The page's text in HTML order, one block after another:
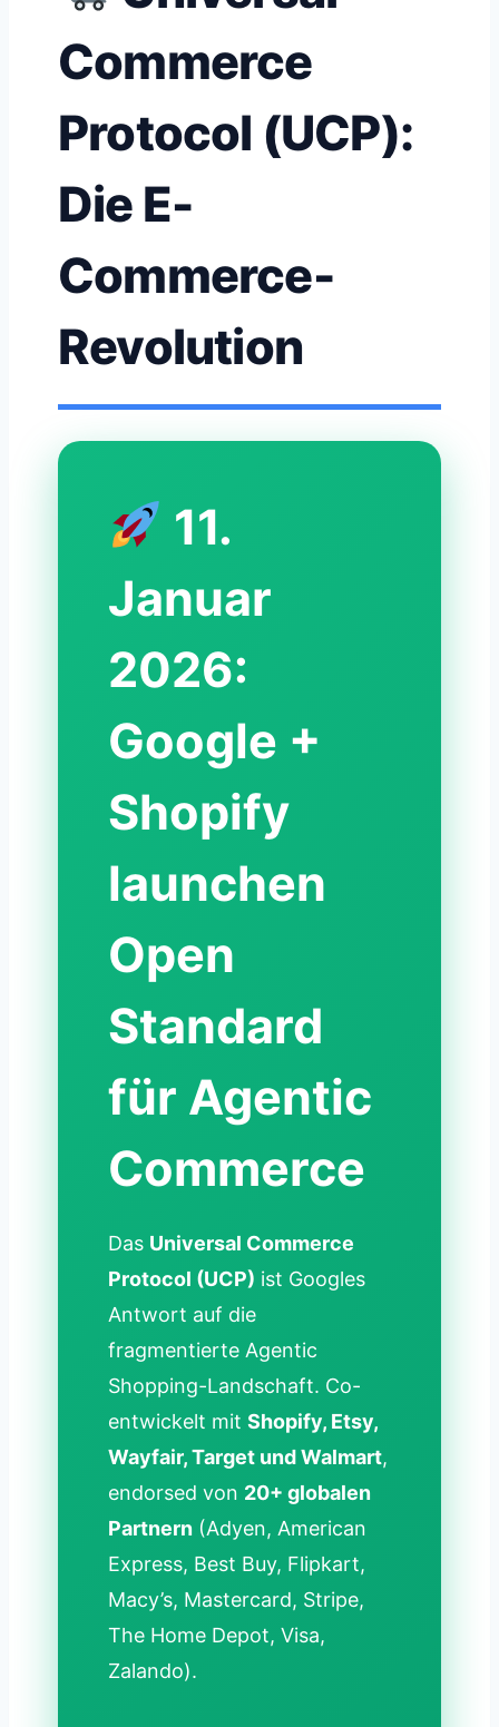
Commerce
Protocol (UCP):
Die E-
Commerce-
Revolution
11.
Januar
2026:
Google +
Shopify
launchen
Open
Standard
für Agentic
Commerce
Das Universal Commerce
Protocol (UCP) ist Googles
Antwort auf die
fragmentierte Agentic
Shopping-Landschaft. Co-
entwickelt mit Shopify, Etsy,
Wayfair, Target und Walmart,
endorsed von 20+ globalen
Partnern (Adyen, American
Express, Best Buy, Flipkart,
Macy’s, Mastercard, Stripe,
The Home Depot, Visa,
Zalando).